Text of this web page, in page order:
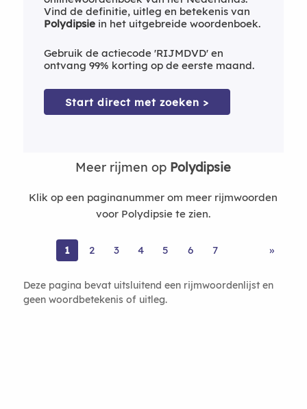
Vind de definitie, uitleg en betekenis van
Polydipsiein het uitgebreide woordenboek.
Gebruik de actiecode 'RIJMDVD' en
ontvang 99% korting op de eerste maand.
Start direct met zoeken >
Meer rijmen op Polydipsie
Klik op een paginanummer om meer rijmwoorden
voor Polydipsie te zien.
1 2 3 4 5 6 7 »
Deze pagina bevat uitsluitend een rijmwoordenlijst en
geen woordbetekenis of uitleg.